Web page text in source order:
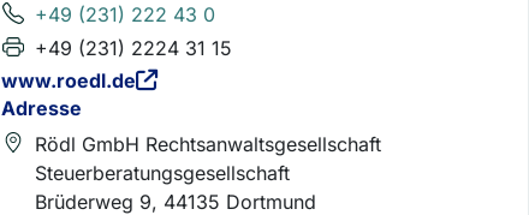
+49 (231) 222 43 0
+49 (231) 2224 31 15
www.roedl.de
Adresse
Rödl GmbH Rechtsanwaltsgesellschaft
Steuerberatungsgesellschaft
Brüderweg 9, 44135 Dortmund